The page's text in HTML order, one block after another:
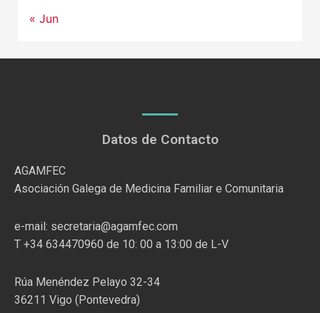
« Jun
Datos de Contacto
AGAMFEC
Asociación Galega de Medicina Familiar e Comunitaria
e-mail: secretaria@agamfec.com
T +34 634470960 de 10: 00 a 13:00 de L-V
Rúa Menéndez Pelayo 32-34
36211 Vigo (Pontevedra)